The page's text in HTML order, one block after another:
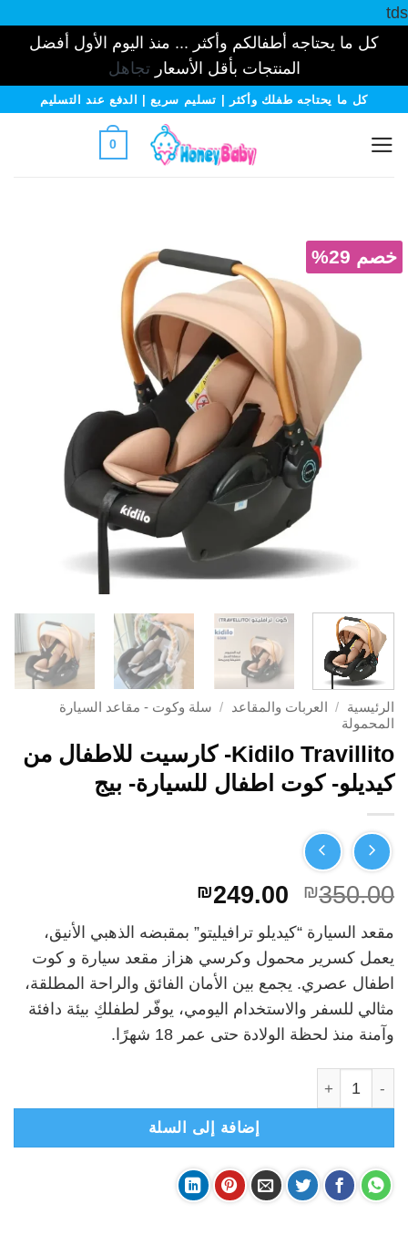
tds
كل ما يحتاجه أطفالكم وأكثر ... منذ اليوم الأول أفضل
المنتجات بأقل الأسعارتجاهل
تخطيكل ما يحتاجه طفلك وأكثر | تسليم سريع | الدفع عند التسليم
0
خصم 29%
الرئيسية / العربات والمقاعد / سلة وكوت - مقاعد السيارة
المحمولة
Kidilo Travillito- كارسيت للاطفال من
كيديلو- كوت اطفال للسيارة- بيج
₪350.00
السعر
الأصلي
هو:
₪350.00.
₪249.00 السعر
الحالي
هو:
₪249.00.
مقعد السيارة “كيديلو ترافيليتو” بمقبضه الذهبي الأنيق،
يعمل كسرير محمول وكرسي هزاز مقعد سيارة و كوت
اطفال عصري. يجمع بين الأمان الفائق والراحة المطلقة،
مثالي للسفر والاستخدام اليومي، يوفّر لطفلكِ بيئة دافئة
وآمنة منذ لحظة الولادة حتى عمر 18 شهرًا.
إضافة إلى السلة